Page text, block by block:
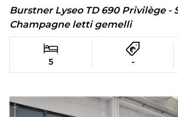
Burstner Lyseo TD 690 Privilège -
Champagne letti gemelli
5 -